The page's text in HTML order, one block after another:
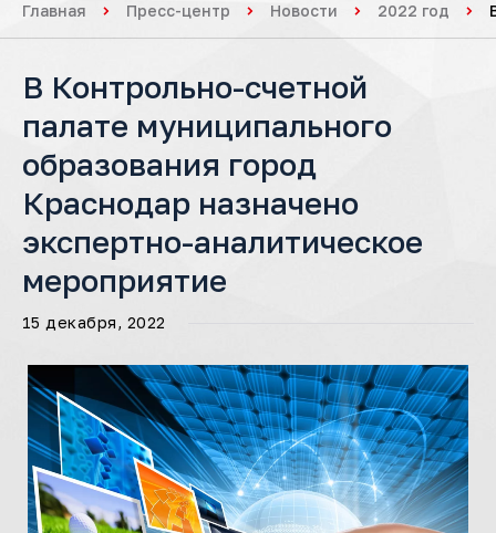
Главная Пресс-центр Новости 2022 год
В Контрольно-счетной
палате муниципального
образования город
Краснодар назначено
экспертно-аналитическое
мероприятие
15 декабря, 2022